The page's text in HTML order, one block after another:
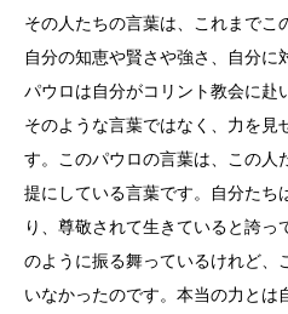
その人たちの言葉は、これまでこ
自分の知恵や賢さや強さ、自分に
パウロは自分がコリント教会に赴
そのような言葉ではなく、力を見
す。このパウロの言葉は、この人
提にしている言葉です。自分たち
り、尊敬されて生きていると誇
のように振る舞っているけれど、
いなかったのです。本当の力とは